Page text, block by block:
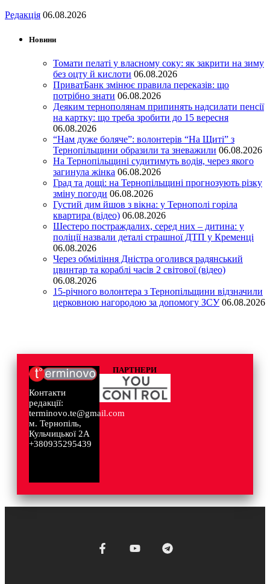
Редакція 06.08.2026
Новини
Томати пелаті у власному соку: як закрити на зиму
без оцту й кислоти 06.08.2026
ПриватБанк змінює правила переказів: що
потрібно знати 06.08.2026
Деяким тернополянам припинять надсилати пенсії
на картку: що треба зробити до 15 вересня
06.08.2026
“Нам дуже боляче”: волонтерів “На Щиті” з
Тернопільщини образили та зневажили 06.08.2026
На Тернопільщині судитимуть водія, через якого
загинула жінка 06.08.2026
Град та дощі: на Тернопільщині прогнозують різку
зміну погоди 06.08.2026
Густий дим йшов з вікна: у Тернополі горіла
квартира (відео) 06.08.2026
Шестеро постраждалих, серед них – дитина: у
поліції назвали деталі страшної ДТП у Кременці
06.08.2026
Через обміління Дністра оголився радянський
цвинтар та кораблі часів 2 світової (відео)
06.08.2026
15-річного волонтера з Тернопільщини відзначили
церковною нагородою за допомогу ЗСУ 06.08.2026
Контакти
редакції:
terminovo.te@gmail.com
м. Тернопіль,
Кульчицької 2А
+380935295439
ПАРТНЕРИ